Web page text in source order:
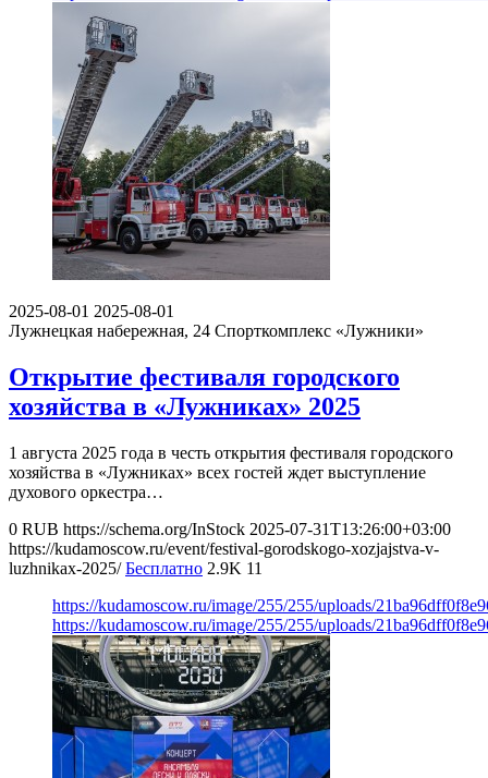
2025-08-01 2025-08-01
Лужнецкая набережная, 24 Спорткомплекс «Лужники»
Открытие фестиваля городского
хозяйства в «Лужниках» 2025
1 августа 2025 года в честь открытия фестиваля городского
хозяйства в «Лужниках» всех гостей ждет выступление
духового оркестра…
0 RUB https://schema.org/InStock 2025-07-31T13:26:00+03:00
https://kudamoscow.ru/event/festival-gorodskogo-xozjajstva-v-
luzhnikax-2025/ Бесплатно 2.9K 11
https://kudamoscow.ru/image/255/255/uploads/
https://kudamoscow.ru/image/255/255/uploads/